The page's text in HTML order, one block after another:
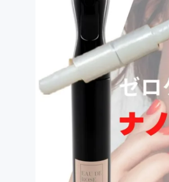
アート・写真
テクノロジー・ガジェ
映像・映画
ビジネス・起業
まちづくり・地域活性化